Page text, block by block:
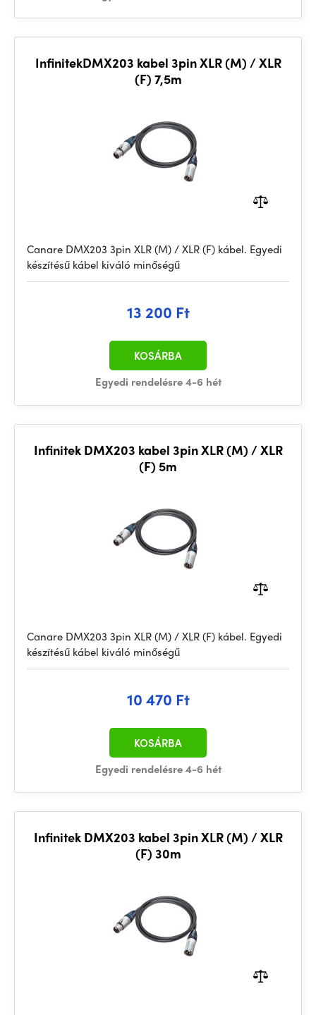
InfinitekDMX203 kabel 3pin XLR (M) / XLR
(F) 7,5m
Canare DMX203 3pin XLR (M) / XLR (F) kábel. Egyedi
készítésű kábel kiváló minőségű
13 200 Ft
Egyedi rendelésre 4-6 hét
KOSÁRBA
Infinitek DMX203 kabel 3pin XLR (M) / XLR
(F) 5m
Canare DMX203 3pin XLR (M) / XLR (F) kábel. Egyedi
készítésű kábel kiváló minőségű
10 470 Ft
Egyedi rendelésre 4-6 hét
KOSÁRBA
Infinitek DMX203 kabel 3pin XLR (M) / XLR
(F) 30m